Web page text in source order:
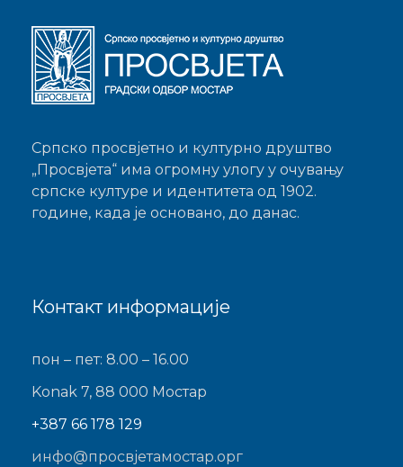
Српско просвјетно и културно друштво
„Просвјета“ има огромну улогу у очувању
српске културе и идентитета од 1902.
године, када је основано, до данас.
Контакт информације
пон – пет: 8.00 – 16.00
Konak 7, 88 000 Мостар
+387 66 178 129
инфо@просвјетамостар.орг